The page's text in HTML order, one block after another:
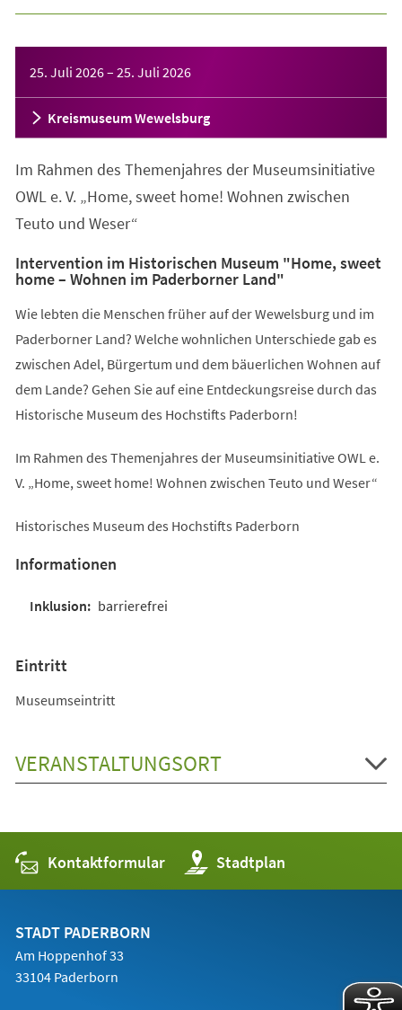
25. Juli 2026– 25. Juli 2026
Kreismuseum Wewelsburg
Im Rahmen des Themenjahres der Museumsinitiative
OWL e. V. „Home, sweet home! Wohnen zwischen
Teuto und Weser“
Intervention im Historischen Museum "Home, sweet
home – Wohnen im Paderborner Land"
Wie lebten die Menschen früher auf der Wewelsburg und im
Paderborner Land? Welche wohnlichen Unterschiede gab es
zwischen Adel, Bürgertum und dem bäuerlichen Wohnen auf
dem Lande? Gehen Sie auf eine Entdeckungsreise durch das
Historische Museum des Hochstifts Paderborn!
Im Rahmen des Themenjahres der Museumsinitiative OWL e.
V. „Home, sweet home! Wohnen zwischen Teuto und Weser“
Historisches Museum des Hochstifts Paderborn
Informationen
barrierefrei
Eintritt
Museumseintritt
VERANSTALTUNGSORT
Kontaktformular Stadtplan
(Öffnet
in
einem
STADT PADERBORN
Am Hoppenhof 33
33104 Paderborn